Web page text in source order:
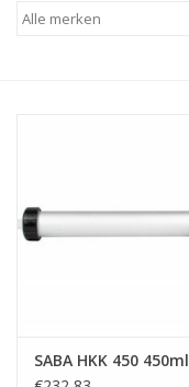
LUCHTDRUK
SABA HKK 450 450ml